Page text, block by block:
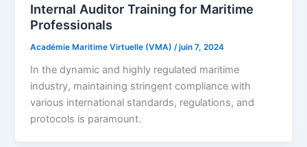
Internal Auditor Training for Maritime
Professionals
Académie Maritime Virtuelle (VMA) /juin 7, 2024
In the dynamic and highly regulated maritime
industry, maintaining stringent compliance with
various international standards, regulations, and
protocols is paramount.